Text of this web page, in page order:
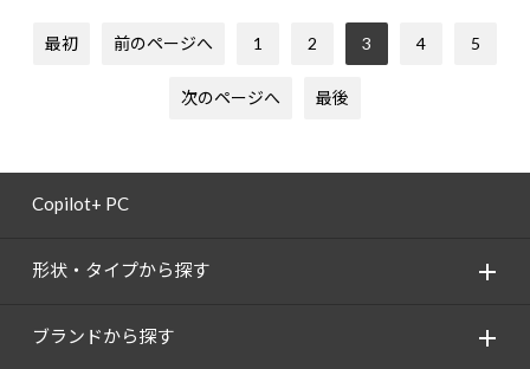
最初 前のページへ 1 2 3 4 5
次のページへ 最後
Copilot+ PC
形状・タイプから探す
ブランドから探す